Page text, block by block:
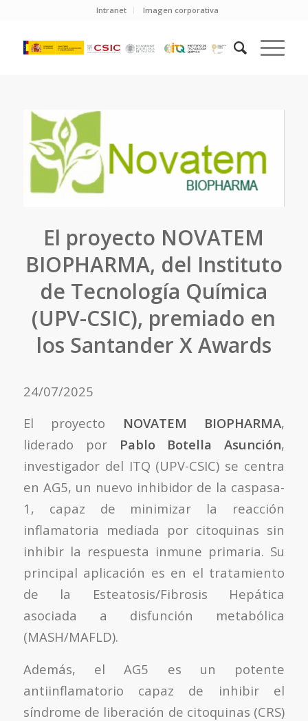
Intranet Imagen corporativa
El proyecto NOVATEM
BIOPHARMA, del Instituto
de Tecnología Química
(UPV-CSIC), premiado en
los Santander X Awards
24/07/2025
El proyecto NOVATEM BIOPHARMA,
liderado por Pablo Botella Asunción,
investigador del ITQ (UPV-CSIC) se centra
en AG5, un nuevo inhibidor de la caspasa-
1, capaz de minimizar la reacción
inflamatoria mediada por citoquinas sin
inhibir la respuesta inmune primaria. Su
principal aplicación es en el tratamiento
de la Esteatosis/Fibrosis Hepática
asociada a disfunción metabólica
(MASH/MAFLD).
Además, el AG5 es un potente
antiinflamatorio capaz de inhibir el
síndrome de liberación de citoquinas (CRS)